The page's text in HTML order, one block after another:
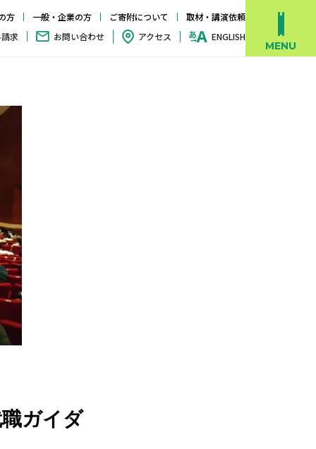
方 一般・企業の方 ご寄附について
取材・講演依頼
求
お問い合わせ アクセス ENGLISH
ガイダ